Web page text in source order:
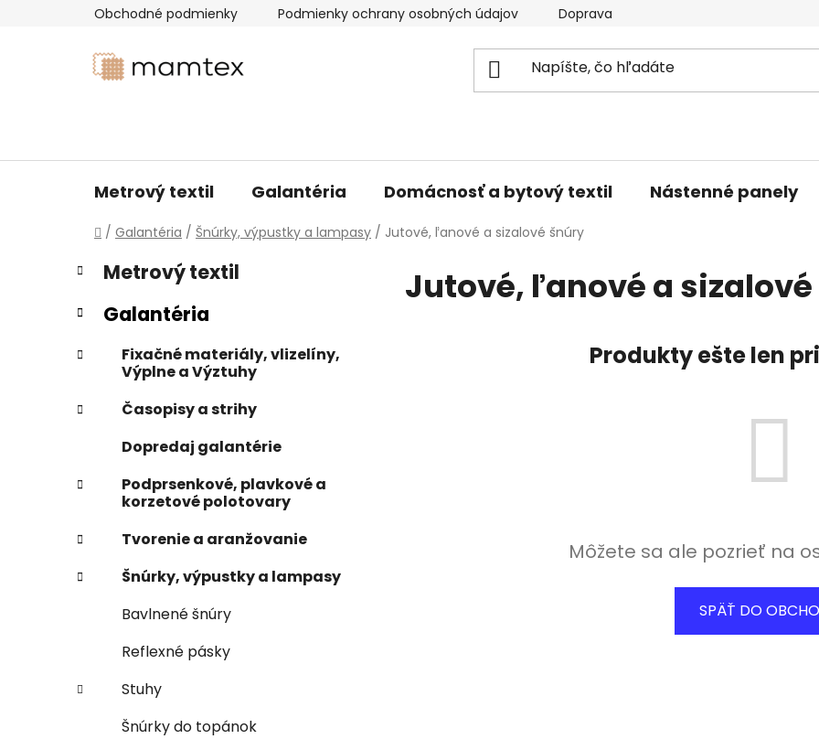
Obchodné podmienky Podmienky ochrany osobných údajov Doprava a platba
Metrový textil Galantéria Domácnosť a bytový textil Nástenné panely
Domov
/ Galantéria / Šnúrky, výpustky a lampasy / Jutové, ľanové a sizalové šnúry
B
o
č
ý
a
l
Preskočiť
kategórie
K
a
t
e
ó
i
e
Metrový textil
Galantéria
Fixačné materiály, vlizelíny,
Výplne a Výztuhy
Časopisy a strihy
Dopredaj galantérie
Podprsenkové, plavkové a
korzetové polotovary
Tvorenie a aranžovanie
Šnúrky, výpustky a lampasy
Bavlnené šnúry
Reflexné pásky
Stuhy
Šnúrky do topánok
Jutové, ľanové a
Produkty ešte len
Môžete sa ale pozrieť na
SPÄŤ DO